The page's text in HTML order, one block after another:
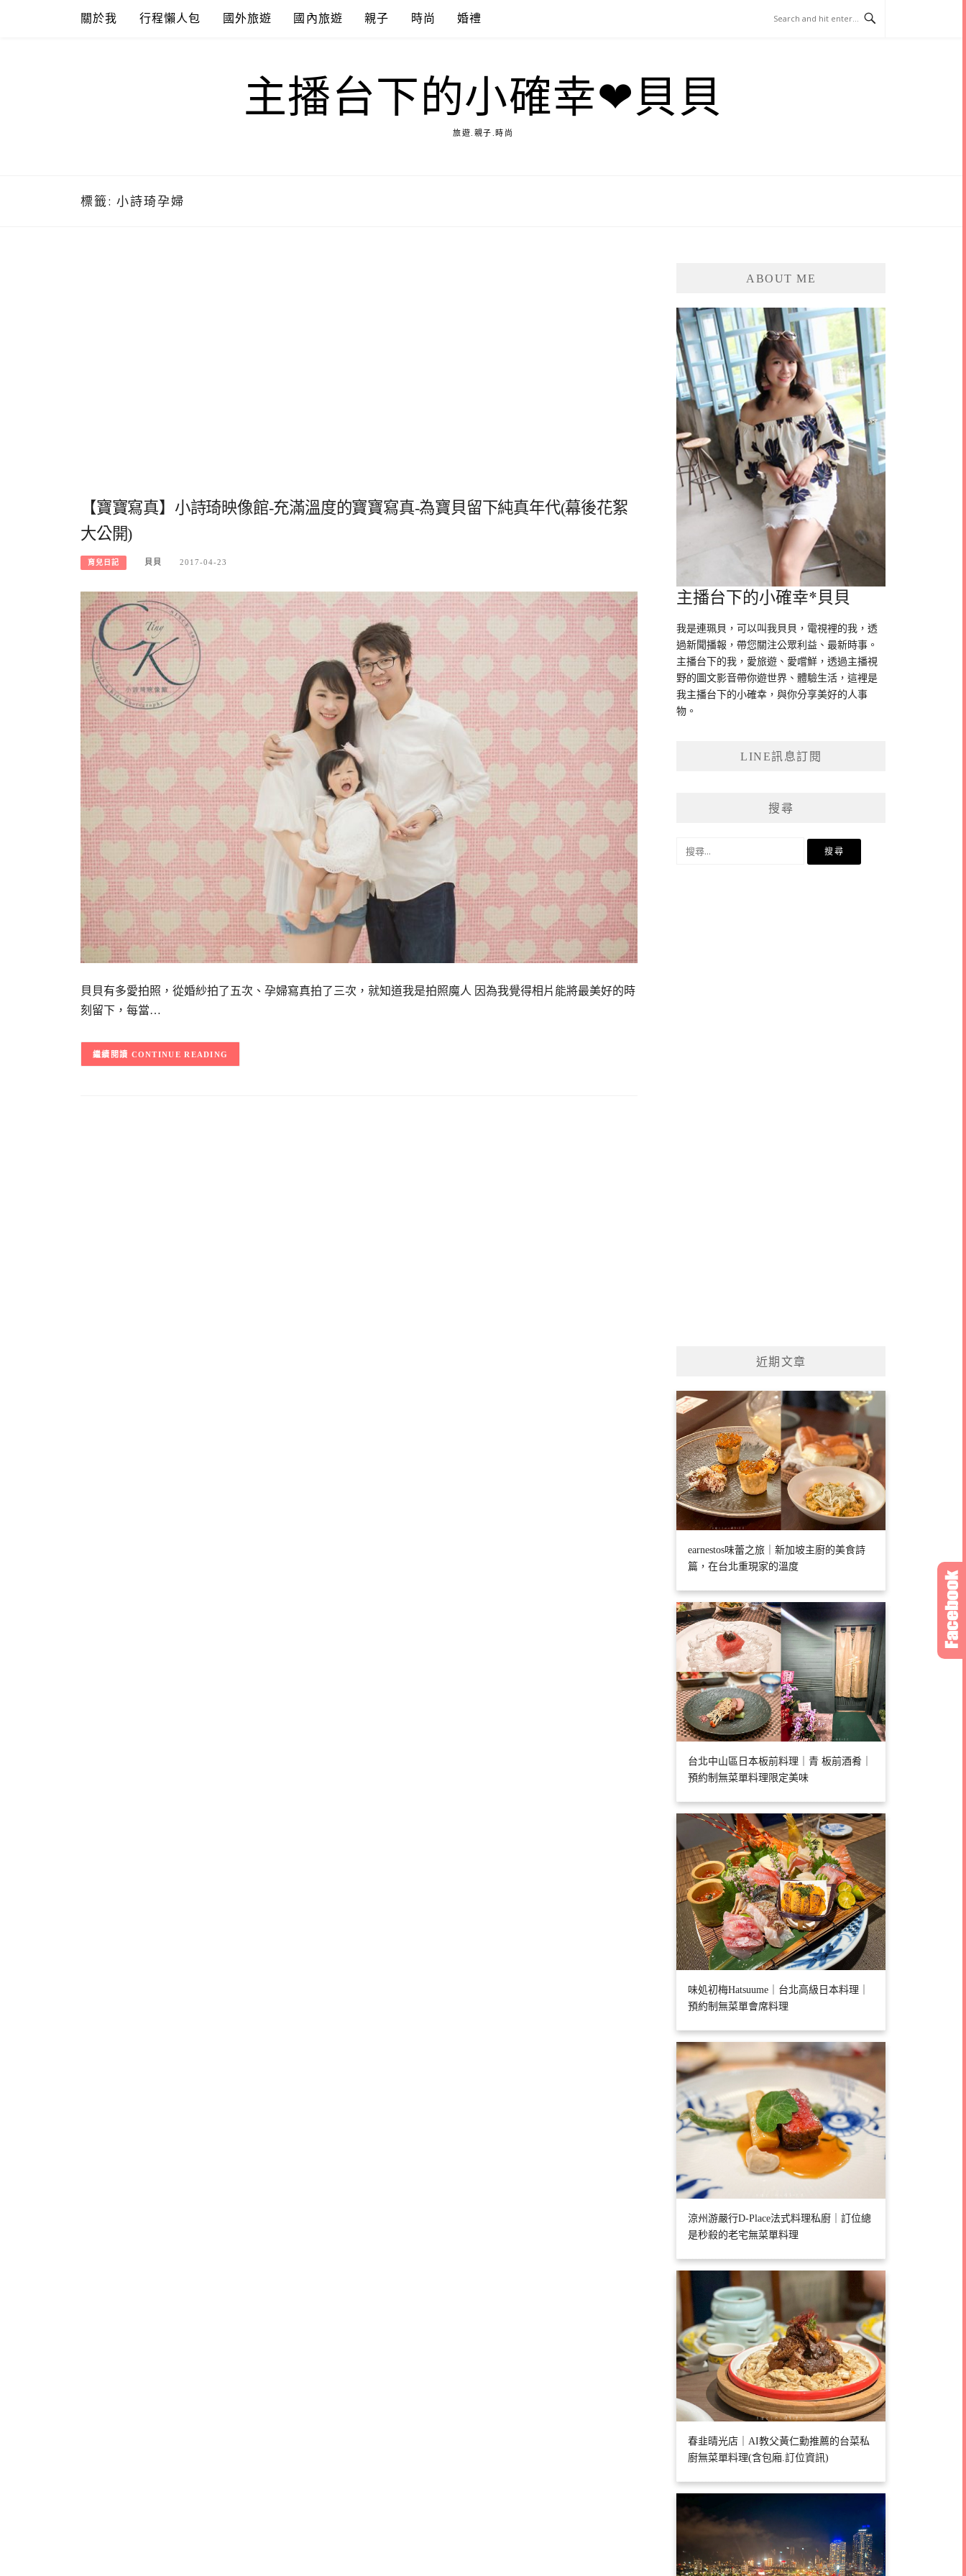
關於我 行程懶人包 國外旅遊 國內旅遊 親子 時尚 婚禮
主播台下的小確幸❤貝貝
旅遊.親子.時尚
標籤: 小詩琦孕婦
【寶寶寫真】小詩琦映像館-充滿溫度的寶寶寫真-為寶貝留下純真年代(幕後花絮
大公開)
育兒日記 貝貝 2017-04-23
貝貝有多愛拍照，從婚紗拍了五次、孕婦寫真拍了三次，就知道我是拍照魔人 因為我覺得相片能將最美好的時
刻留下，每當…
CONTINUE READING
ABOUT ME
主播台下的小確幸*貝貝
我是連珮貝，可以叫我貝貝，電視裡的我，透
過新聞播報，帶您關注公眾利益、最新時事。
主播台下的我，愛旅遊、愛嚐鮮，透過主播視
野的圖文影音帶你遊世界、體驗生活，這裡是
我主播台下的小確幸，與你分享美好的人事
物。
LINE訊息訂閱
搜尋
近期文章
earnestos味蕾之旅｜新加坡主廚的美食詩
篇，在台北重現家的溫度
台北中山區日本板前料理｜青 板前酒肴｜
預約制無菜單料理限定美味
味処初梅Hatsuume｜台北高級日本料理｜
預約制無菜單會席料理
涼州游嚴行D-Place法式料理私廚｜訂位總
是秒殺的老宅無菜單料理
春韭晴光店｜AI教父黃仁勳推薦的台菜私
廚無菜單料理(含包廂.訂位資訊)